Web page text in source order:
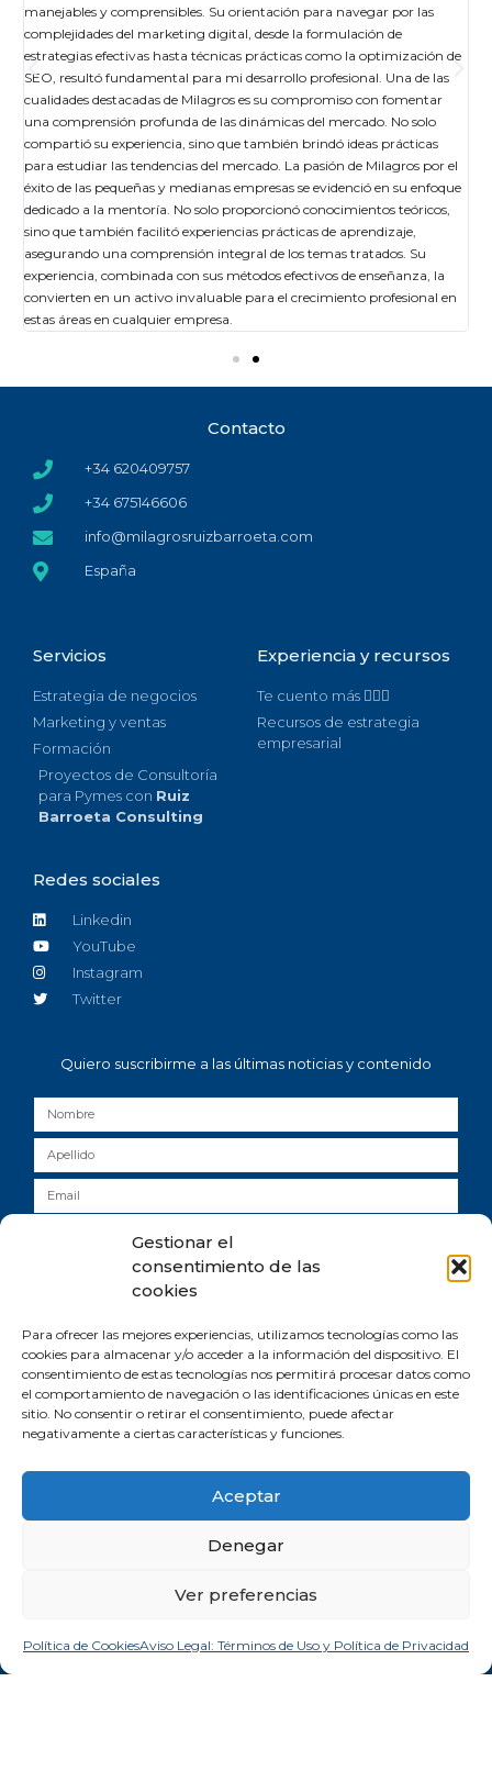
Gestionar el
consentimiento de las
cookies
Para ofrecer las mejores experiencias, utilizamos tecnologías como las
cookies para almacenar y/o acceder a la información del dispositivo. El
consentimiento de estas tecnologías nos permitirá procesar datos como
el comportamiento de navegación o las identificaciones únicas en este
sitio. No consentir o retirar el consentimiento, puede afectar
negativamente a ciertas características y funciones.
Aceptar
Denegar
Ver preferencias
Política de CookiesAviso Legal: Términos de Uso y Política de Privacidad
manejables y comprensibles. Su orientación para navegar por las
complejidades del marketing digital, desde la formulación de
estrategias efectivas hasta técnicas prácticas como la optimización de
SEO, resultó fundamental para mi desarrollo profesional. Una de las
cualidades destacadas de Milagros es su compromiso con fomentar
una comprensión profunda de las dinámicas del mercado. No solo
compartió su experiencia, sino que también brindó ideas prácticas
para estudiar las tendencias del mercado. La pasión de Milagros por el
éxito de las pequeñas y medianas empresas se evidenció en su enfoque
dedicado a la mentoría. No solo proporcionó conocimientos teóricos,
sino que también facilitó experiencias prácticas de aprendizaje,
asegurando una comprensión integral de los temas tratados. Su
experiencia, combinada con sus métodos efectivos de enseñanza, la
convierten en un activo invaluable para el crecimiento profesional en
estas áreas en cualquier empresa.
Contacto
+34 620409757
+34 675146606
info@milagrosruizbarroeta.com
España
Servicios
Estrategia de negocios
Marketing y ventas
Formación
Proyectos de Consultoría
para Pymes con Ruiz
Barroeta Consulting
Experiencia y recursos
Te cuento más 🙋🏻‍♀️
Recursos de estrategia
empresarial
Redes sociales
Linkedin
YouTube
Instagram
Twitter
Quiero suscribirme a las últimas noticias y contenido
He leído y acepto lapolítica de privacidad
expresamente el tratamiento de mis datos personales conforme a lo allí
SUSCRIBIRSE
Comprometida con los Objetivos de Desarrollo Sostenible (ODS). Reduzco la
huella de CO2 emitida por mis canales digitales.
Política de cookies